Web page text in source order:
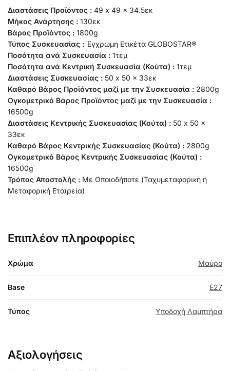
Διαστάσεις Προϊόντος : 49 x 49 x 34.5εκ
Μήκος Ανάρτησης : 130εκ
Βάρος Προϊόντος : 1800g
Τύπος Συσκευασίας : Έγχρωμη Ετικέτα GLOBOSTAR®
Ποσότητα ανά Συσκευασία : 1τεμ
Ποσότητα ανά Κεντρική Συσκευασία (Κούτα) : 1τεμ
Διαστάσεις Συσκευασίας : 50 x 50 x 33εκ
Καθαρό Βάρος Προϊόντος μαζί με την Συσκευασία : 2800g
Ογκομετρικό Βάρος Προϊόντος μαζί με την Συσκευασία :
16500g
Διαστάσεις Κεντρικής Συσκευασίας (Κούτα) : 50 x 50 x
33εκ
Καθαρό Βάρος Κεντρικής Συσκευασίας (Κούτα) : 2800g
Ογκομετρικό Βάρος Κεντρικής Συσκευασίας (Κούτα) :
16500g
Τρόπος Αποστολής : Με Οποιοδήποτε (Ταχυμεταφορική ή
Μεταφορική Εταιρεία)
Επιπλέον πληροφορίες
Χρώμα Μαύρο
Base E27
Τύπος Υποδοχή Λαμπτήρα
Αξιολογήσεις